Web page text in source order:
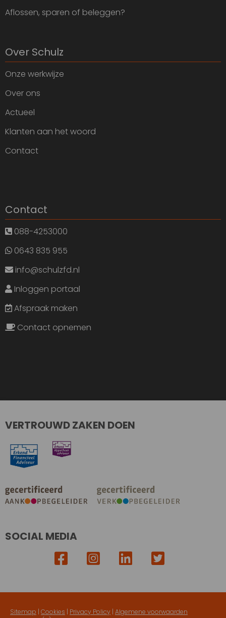
Aflossen, sparen of beleggen?
Over Schulz
Onze werkwijze
Over ons
Actueel
Klanten aan het woord
Contact
Contact
088-4253000
0643 835 955
info@schulzfd.nl
Inloggen portaal
Afspraak maken
Contact opnemen
VERTROUWD ZAKEN DOEN
SOCIAL MEDIA
Sitemap | Cookies | Privacy Policy | Algemene voorwaarden